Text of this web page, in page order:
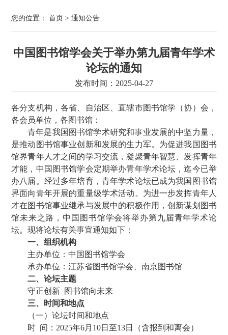
您的位置： 首页 > 通知公告
中国图书馆学会关于举办第九届青年学术
论坛的通知
发布时间：2025-04-27
各分支机构，各省、自治区、直辖市图书馆学（协）会，
各会员单位，各图书馆：
青年是我国图书馆学术研究和事业发展的中坚力量，
是推动图书馆事业创新和发展的生力军。为促进我国图书
馆界青年人才之间的学习交流，凝聚青年智慧、发挥青年
才能，中国图书馆学会定期举办青年学术论坛，迄今已举
办八届。经过多年培育，青年学术论坛已成为我国图书馆
界面向青年开展的重量级学术活动。为进一步发挥青年人
才在图书馆事业继承与发展中的积极作用，创新谋划图书
馆未来之路，中国图书馆学会将举办第九届青年学术论
坛。现将论坛有关事宜通知如下：
一、组织机构
主办单位：中国图书馆学会
承办单位：江苏省图书馆学会、南京图书馆
二、论坛主题
守正创新 图书馆向未来
三、时间和地点
（一）论坛时间和地点
时 间：2025年6月10日至13日（含报到和离会）